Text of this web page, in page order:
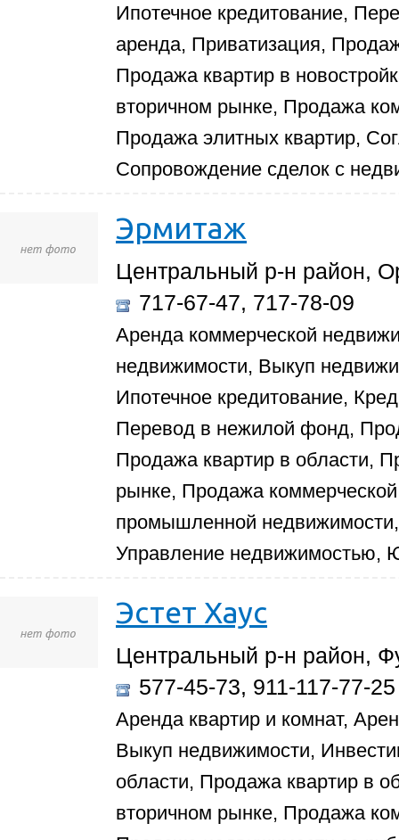
Ипотечное кредитование,
аренда, Приватизация,
Продажа квартир в
вторичном рынке, Продажа
Продажа элитных квартир,
Сопровождение сделок с
Эрмитаж
Центральный р-н район,
717-67-47, 717-78-09
Аренда коммерческой
недвижимости, Выкуп
Ипотечное кредитование,
Перевод в нежилой фонд,
Продажа квартир в области,
рынке, Продажа
промышленной
Управление недвижимостью,
Эстет Хаус
Центральный р-н район,
577-45-73, 911-117-77-25
Аренда квартир и комнат,
Выкуп недвижимости,
области, Продажа квартир в
вторичном рынке, Продажа